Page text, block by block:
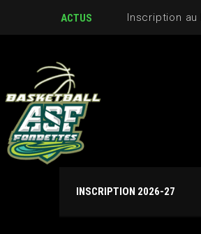
ACTUS
INSCRIPTION 2026-27